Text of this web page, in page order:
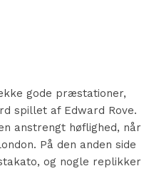
gode præstationer,
spillet af Edward Rove.
anstrengt høflighed, når
På den anden side
og nogle replikker